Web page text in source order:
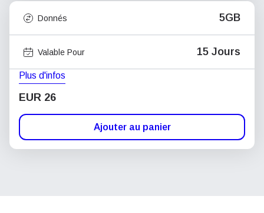
Donnés 5GB
Valable Pour 15 Jours
Plus d'infos
EUR 26
Ajouter au panier